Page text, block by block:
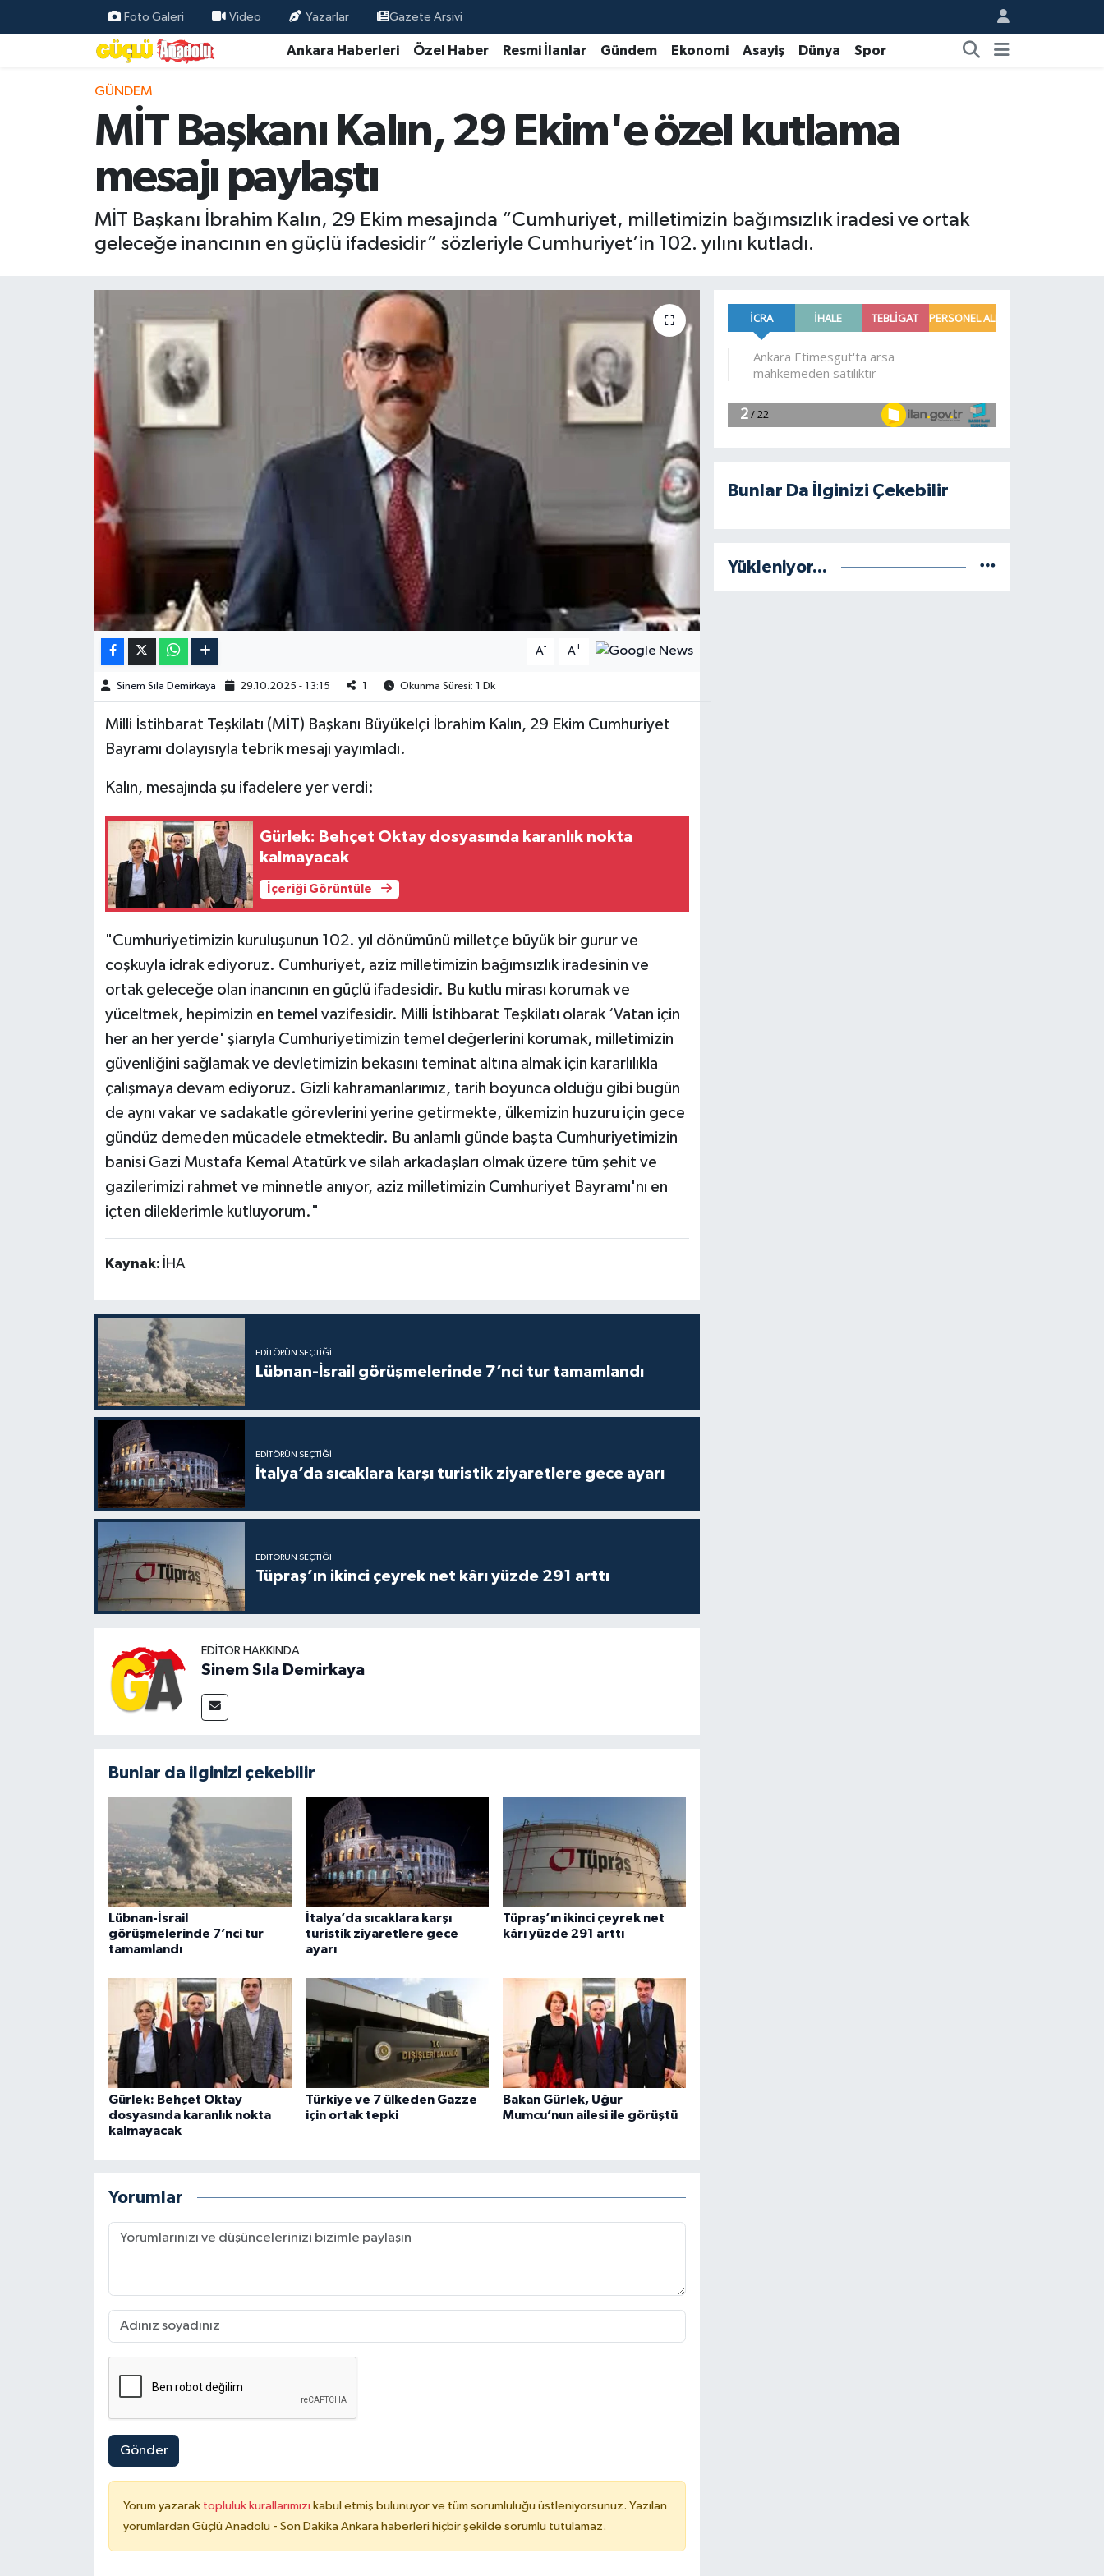
Foto Galeri Video Yazarlar Gazete Arşivi
Ankara Haberleri Özel Haber Resmi İlanlar Gündem Ekonomi Asayiş Dünya Spor
GÜNDEM
MİT Başkanı Kalın, 29 Ekim'e özel kutlama
mesajı paylaştı
MİT Başkanı İbrahim Kalın, 29 Ekim mesajında “Cumhuriyet, milletimizin bağımsızlık iradesi ve ortak
geleceğe inancının en güçlü ifadesidir” sözleriyle Cumhuriyet’in 102. yılını kutladı.
A- A+
Sinem Sıla Demirkaya 29.10.2025 - 13:15 Okunma Süresi: 1 Dk
Milli İstihbarat Teşkilatı (MİT) Başkanı Büyükelçi İbrahim Kalın, 29 Ekim Cumhuriyet
Bayramı dolayısıyla tebrik mesajı yayımladı.
Kalın, mesajında şu ifadelere yer verdi:
Gürlek: Behçet Oktay dosyasında karanlık nokta
kalmayacak
İçeriği Görüntüle
"Cumhuriyetimizin kuruluşunun 102. yıl dönümünü milletçe büyük bir gurur ve
coşkuyla idrak ediyoruz. Cumhuriyet, aziz milletimizin bağımsızlık iradesinin ve
ortak geleceğe olan inancının en güçlü ifadesidir. Bu kutlu mirası korumak ve
yüceltmek, hepimizin en temel vazifesidir. Milli İstihbarat Teşkilatı olarak ‘Vatan için
her an her yerde' şiarıyla Cumhuriyetimizin temel değerlerini korumak, milletimizin
güvenliğini sağlamak ve devletimizin bekasını teminat altına almak için kararlılıkla
çalışmaya devam ediyoruz. Gizli kahramanlarımız, tarih boyunca olduğu gibi bugün
de aynı vakar ve sadakatle görevlerini yerine getirmekte, ülkemizin huzuru için gece
gündüz demeden mücadele etmektedir. Bu anlamlı günde başta Cumhuriyetimizin
banisi Gazi Mustafa Kemal Atatürk ve silah arkadaşları olmak üzere tüm şehit ve
gazilerimizi rahmet ve minnetle anıyor, aziz milletimizin Cumhuriyet Bayramı'nı en
içten dileklerimle kutluyorum."
Kaynak: İHA
EDITÖRÜN SEÇTIĞI
Lübnan-İsrail görüşmelerinde 7’nci tur tamamlandı
EDITÖRÜN SEÇTIĞI
İtalya’da sıcaklara karşı turistik ziyaretlere gece ayarı
EDITÖRÜN SEÇTIĞI
Tüpraş’ın ikinci çeyrek net kârı yüzde 291 arttı
EDITÖR HAKKINDA
Sinem Sıla Demirkaya
Bunlar da ilginizi çekebilir
Lübnan-İsrail
görüşmelerinde 7’nci tur
tamamlandı
İtalya’da sıcaklara karşı
turistik ziyaretlere gece
ayarı
Tüpraş’ın ikinci çeyrek net
kârı yüzde 291 arttı
Gürlek: Behçet Oktay
dosyasında karanlık nokta
kalmayacak
Türkiye ve 7 ülkeden Gazze
için ortak tepki
Bakan Gürlek, Uğur
Mumcu’nun ailesi ile görüştü
Yorumlar
Gönder
Yorum yazarak topluluk kurallarımızı kabul etmiş bulunuyor ve tüm sorumluluğu üstleniyorsunuz. Yazılan
yorumlardan Güçlü Anadolu - Son Dakika Ankara haberleri hiçbir şekilde sorumlu tutulamaz.
Bunlar Da İlginizi Çekebilir
Yükleniyor...
Özel Haber
Ankara Haberleri
Resmi İlanlar
Gündem
Magazin
Burç Yorumları
Kim kimdir?
Kültür Sanat
Teknoloji
Yaşam-Çevre